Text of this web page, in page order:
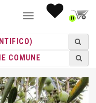
NAVIGAZIONE0
/ OLIVO/ OLIVO IN VASO